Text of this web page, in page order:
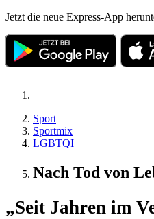
Jetzt die neue Express-App
Sport
Sportmix
LGBTQI+
Nach Tod von
„Seit Jahren im